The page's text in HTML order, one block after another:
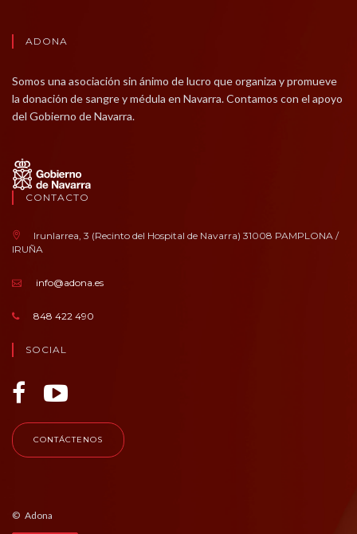
ADONA
Somos una asociación sin ánimo de lucro que organiza y promueve
la donación de sangre y médula en Navarra. Contamos con el apoyo
del Gobierno de Navarra.
CONTACTO
Irunlarrea, 3 (Recinto del Hospital de Navarra) 31008 PAMPLONA /
IRUÑA
info@adona.es
848 422 490
SOCIAL
CONTÁCTENOS
© Adona